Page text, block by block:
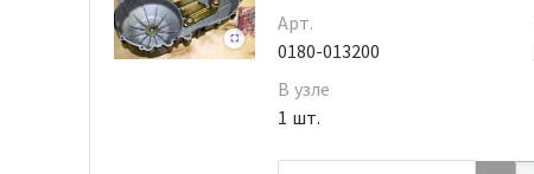
Арт.
0180-013200
В узле
1 шт.